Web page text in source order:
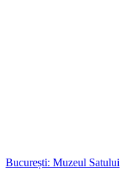
București: Muzeul Satului